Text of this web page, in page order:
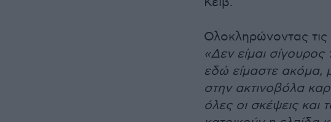
Ολοκληρώνοντας
«Δεν είμαι
εδώ είμαστε ακόμα,
στην ακτινοβόλα
όλες οι σκέψεις και